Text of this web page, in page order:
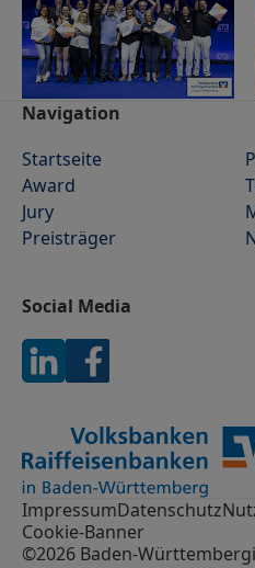
Footer
Navigation
Startseite
Award
Jury
Preisträger
Social Media
ImpressumDatenschutz
Cookie-Banner
©2026 Baden-